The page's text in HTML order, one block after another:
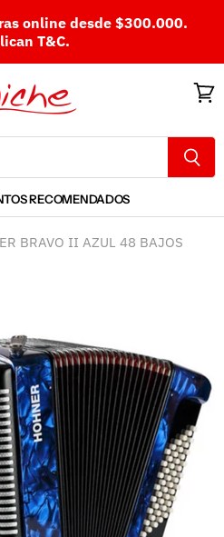
online desde $300.000.
T&C.
RECOMENDADOS
BRAVO II AZUL 48 BAJOS